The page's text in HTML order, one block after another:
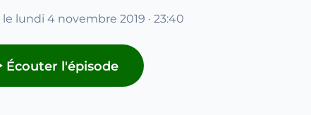
lundi 4 novembre 2019 · 23:40
Écouter l'épisode